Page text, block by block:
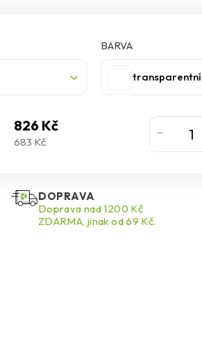
a ochranu, která vydrží.
BARVA
transparentní
826 Kč
683 Kč
DOPRAVA
Doprava nad 1200 Kč
ZDARMA, jinak od 69 Kč.